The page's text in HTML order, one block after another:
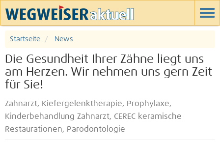
Startseite News
Die Gesundheit Ihrer Zähne liegt uns
am Herzen. Wir nehmen uns gern Zeit
für Sie!
Zahnarzt, Kiefergelenktherapie, Prophylaxe,
Kinderbehandlung Zahnarzt, CEREC keramische
Restaurationen, Parodontologie